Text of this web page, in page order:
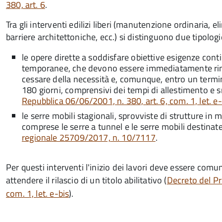
380, art. 6.
Tra gli interventi edilizi liberi (manutenzione ordinaria,
barriere architettoniche, ecc.) si distinguono due
le opere dirette a soddisfare obiettive esigenze
temporanee, che devono essereimmediatamente
cessare della necessità e, comunque, entro un
180 giorni, comprensivi dei tempi di allestimento e
Repubblica 06/06/2001, n. 380, art. 6, com. 1, let.
le serre mobili stagionali, sprovviste di strutture in
comprese le serre a tunnel e le serre mobili
regionale 25709/2017, n. 10/7117.
Per questi interventi l'inizio dei lavori deve essere
attendere il rilascio di un titolo abilitativo (Decreto del
com. 1, let. e-bis).